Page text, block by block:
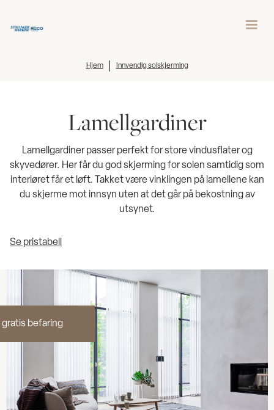
Hjem Innvendig solskjerming
Lamellgardiner
Lamellgardiner passer perfekt for store vindusflater og
skyvedører. Her får du god skjerming for solen samtidig som
interiøret får et løft. Takket være vinklingen på lamellene kan
du skjerme mot innsyn uten at det går på bekostning av
utsynet.
Se pristabell
gratis befaring